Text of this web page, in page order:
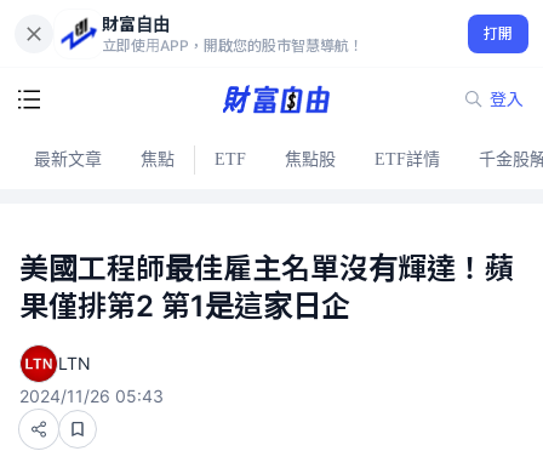
財富自由
立即使用APP，開啟您的股市智慧導航！
打開
登入
最新文章 焦點 ETF 焦點股 ETF詳情 千金股
美國工程師最佳雇主名單沒有輝達！蘋
果僅排第2 第1是這家日企
LTN
2024/11/26 05:43